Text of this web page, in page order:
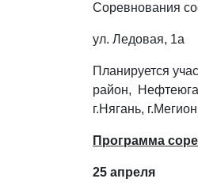
Соревнования
ул. Ледовая, 1а
Планируется
район,
г.Нягань,
Программа
25 апреля